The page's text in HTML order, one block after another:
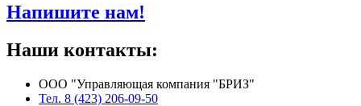
Напишите нам!
Наши контакты:
ООО "Управляющая компания "БРИЗ"
Тел. 8 (423) 206-09-50